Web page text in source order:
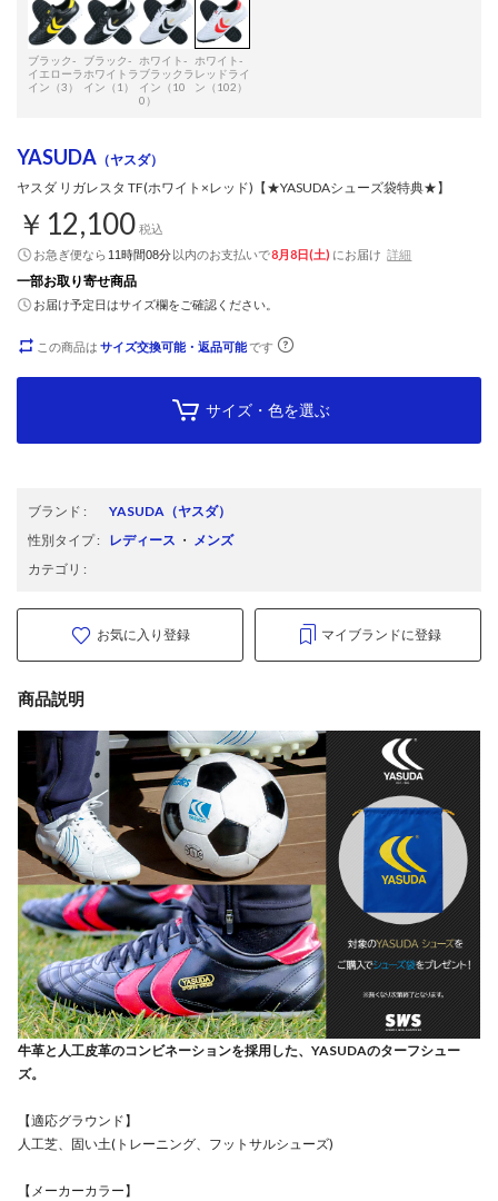
ブラック-
イエローラ
イン（3）
ブラック-
ホワイトラ
イン（1）
ホワイト-
ブラックラ
イン（10
0）
ホワイト-
レッドライ
ン（102）
YASUDA （ヤスダ）
ヤスダ リガレスタ TF(ホワイト×レッド)【★YASUDAシューズ袋特典★】
￥12,100 税込
お急ぎ便なら 11時間08分以内のお支払いで8月8日(土) にお届け 詳細
一部お取り寄せ商品
お届け予定日はサイズ欄をご確認ください。
この商品は サイズ交換可能・返品可能です
サイズ・色を選ぶ
ブランド : YASUDA （ヤスダ）
性別タイプ: レディース ・
メンズ
カテゴリ :
お気に入り登録 マイブランドに登録
商品説明
牛革と人工皮革のコンビネーションを採用した、YASUDAのターフシュー
ズ。
【適応グラウンド】
人工芝、固い土(トレーニング、フットサルシューズ)
【メーカーカラー】